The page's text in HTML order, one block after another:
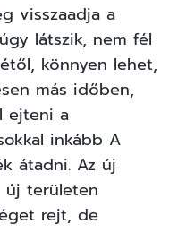
visszaadja a
látszik, nem fél
könnyen lehet,
más időben,
ejteni a
inkább A
átadni. Az új
új területen
rejt, de